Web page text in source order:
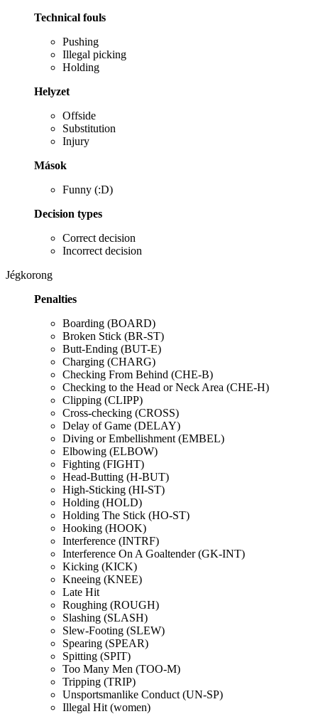
Technical fouls
Pushing
Illegal picking
Holding
Helyzet
Offside
Substitution
Injury
Mások
Funny (:D)
Decision types
Correct decision
Incorrect decision
Jégkorong
Penalties
Boarding (BOARD)
Broken Stick (BR-ST)
Butt-Ending (BUT-E)
Charging (CHARG)
Checking From Behind (CHE-B)
Checking to the Head or Neck Area (CHE-H)
Clipping (CLIPP)
Cross-checking (CROSS)
Delay of Game (DELAY)
Diving or Embellishment (EMBEL)
Elbowing (ELBOW)
Fighting (FIGHT)
Head-Butting (H-BUT)
High-Sticking (HI-ST)
Holding (HOLD)
Holding The Stick (HO-ST)
Hooking (HOOK)
Interference (INTRF)
Interference On A Goaltender (GK-INT)
Kicking (KICK)
Kneeing (KNEE)
Late Hit
Roughing (ROUGH)
Slashing (SLASH)
Slew-Footing (SLEW)
Spearing (SPEAR)
Spitting (SPIT)
Too Many Men (TOO-M)
Tripping (TRIP)
Unsportsmanlike Conduct (UN-SP)
Illegal Hit (women)